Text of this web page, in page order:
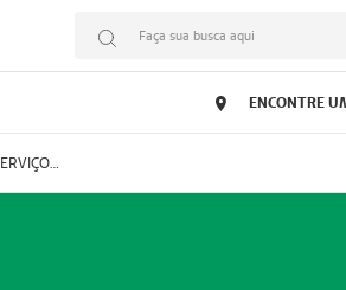
Faça sua busca aqui
ENCONTRE
MUDANÇA DE ENDEREÇO - DIAGITAB SERVIÇOS MÉDICOS LTDA (54003267-5)